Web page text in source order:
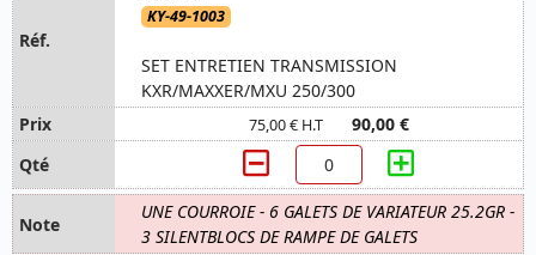
KY-49-1003
SET ENTRETIEN TRANSMISSION
KXR/MAXXER/MXU 250/300
75,00 € H.T 90,00 €
UNE COURROIE - 6 GALETS DE VARIATEUR 25.2GR -
3 SILENTBLOCS DE RAMPE DE GALETS